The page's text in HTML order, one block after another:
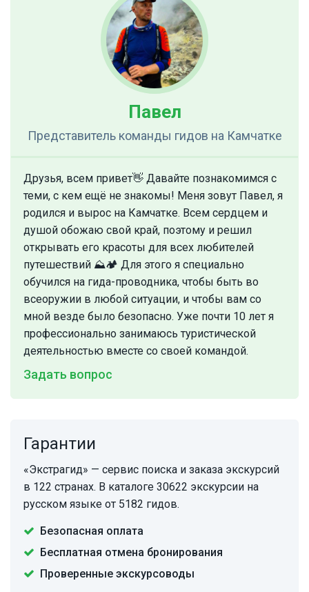
Павел
Представитель команды гидов на Камчатке
Друзья, всем привет👋 Давайте познакомимся с
теми, с кем ещё не знакомы! Меня зовут Павел, я
родился и вырос на Камчатке. Всем сердцем и
душой обожаю свой край, поэтому и решил
открывать его красоты для всех любителей
путешествий ⛰🏕 Для этого я специально
обучился на гида-проводника, чтобы быть во
всеоружии в любой ситуации, и чтобы вам со
мной везде было безопасно. Уже почти 10 лет я
профессионально занимаюсь туристической
деятельностью вместе со своей командой.
Задать вопрос
Гарантии
«Экстрагид» — сервис поиска и заказа экскурсий
в 122 странах. В каталоге 30622 экскурсии на
русском языке от 5182 гидов.
Безопасная оплата
Бесплатная отмена бронирования
Проверенные экскурсоводы